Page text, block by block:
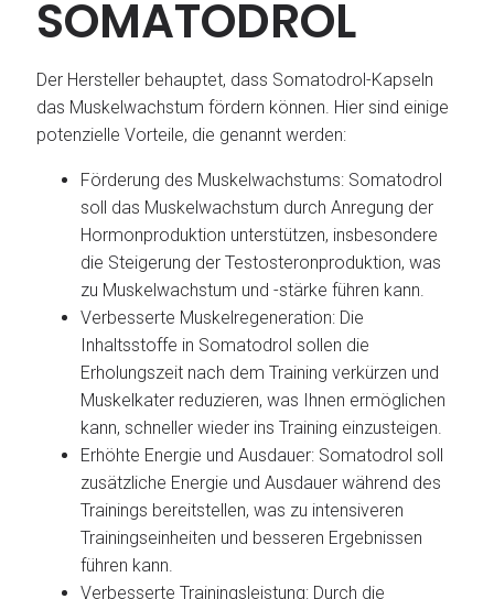
SOMATODROL
Der Hersteller behauptet, dass Somatodrol-Kapseln
das Muskelwachstum fördern können. Hier sind einige
potenzielle Vorteile, die genannt werden:
Förderung des Muskelwachstums: Somatodrol
soll das Muskelwachstum durch Anregung der
Hormonproduktion unterstützen, insbesondere
die Steigerung der Testosteronproduktion, was
zu Muskelwachstum und -stärke führen kann.
Verbesserte Muskelregeneration: Die
Inhaltsstoffe in Somatodrol sollen die
Erholungszeit nach dem Training verkürzen und
Muskelkater reduzieren, was Ihnen ermöglichen
kann, schneller wieder ins Training einzusteigen.
Erhöhte Energie und Ausdauer: Somatodrol soll
zusätzliche Energie und Ausdauer während des
Trainings bereitstellen, was zu intensiveren
Trainingseinheiten und besseren Ergebnissen
führen kann.
Verbesserte Trainingsleistung: Durch die